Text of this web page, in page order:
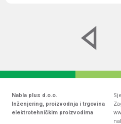
Nabla plus d.o.o.
Inženjering, proizvodnja i trgovina
elektrotehničkim proizvodima